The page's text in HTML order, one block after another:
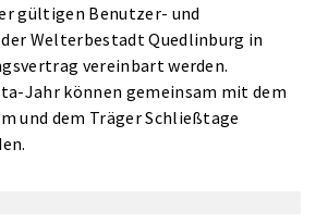
gültigen Benutzer- und
Welterbestadt Quedlinburg in
vereinbart werden.
Jahr können gemeinsam mit dem
und dem Träger Schließtage